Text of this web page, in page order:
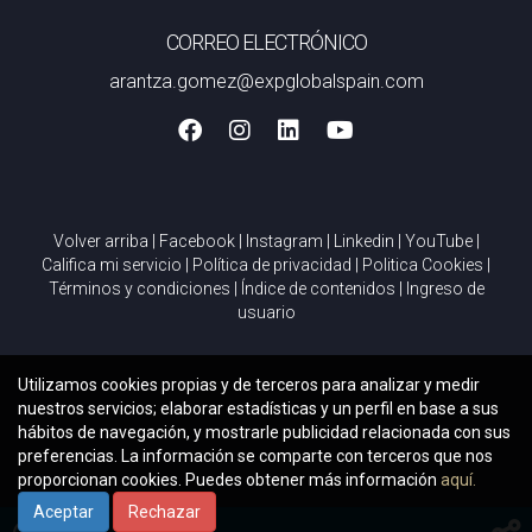
CORREO ELECTRÓNICO
arantza.gomez@expglobalspain.com
Volver arriba Facebook| Instagram Linkedin YouTube|
Califica mi servicio
Política de privacidad Politica Cookies
Términos y condiciones
Índice de contenidos
Ingreso de
usuario
Utilizamos cookies propias y de terceros para analizar y medir
nuestros servicios; elaborar estadísticas y un perfil en base a sus
hábitos de navegación, y mostrarle publicidad relacionada con sus
preferencias. La información se comparte con terceros que nos
proporcionan cookies. Puedes obtener más información aquí.
Aceptar
Rechazar